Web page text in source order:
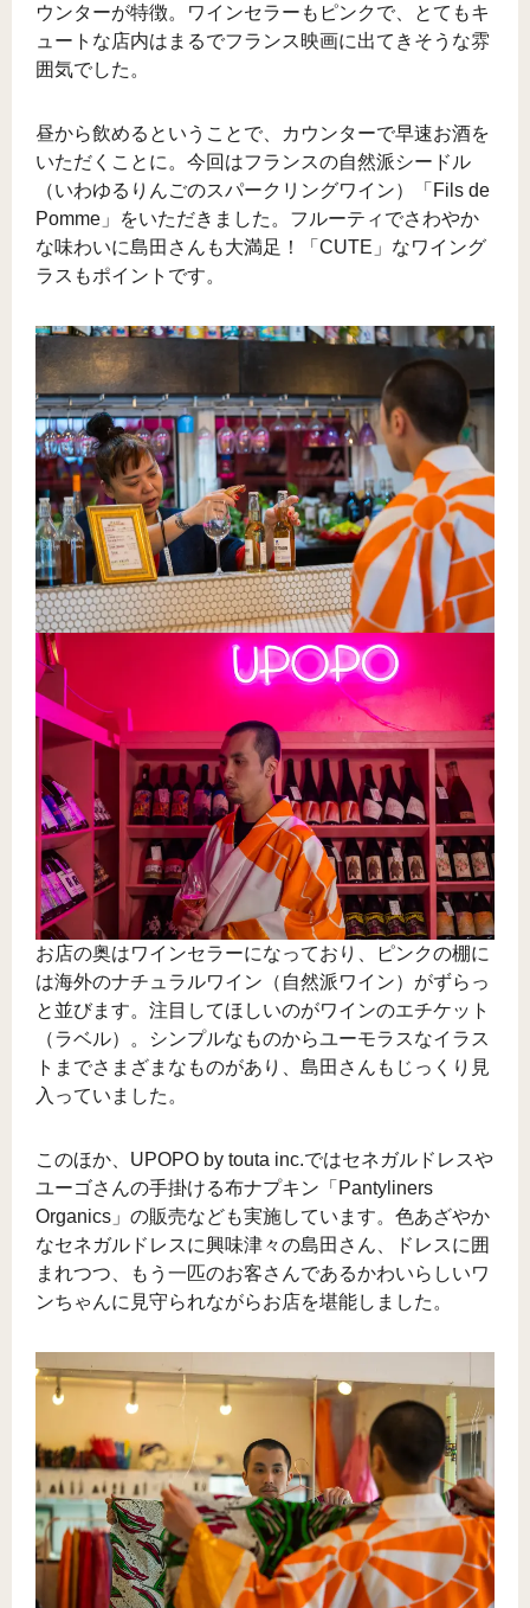
ウンターが特徴。ワインセラーもピンクで、とてもキ
ュートな店内はまるでフランス映画に出てきそうな雰
囲気でした。
昼から飲めるということで、カウンターで早速お酒を
いただくことに。今回はフランスの自然派シードル
（いわゆるりんごのスパークリングワイン）「Fils de
Pomme」をいただきました。フルーティでさわやか
な味わいに島田さんも大満足！「CUTE」なワイング
ラスもポイントです。
お店の奥はワインセラーになっており、ピンクの棚に
は海外のナチュラルワイン（自然派ワイン）がずらっ
と並びます。注目してほしいのがワインのエチケット
（ラベル）。シンプルなものからユーモラスなイラス
トまでさまざまなものがあり、島田さんもじっくり見
入っていました。
このほか、UPOPO by touta inc.ではセネガルドレスや
ユーゴさんの手掛ける布ナプキン「Pantyliners
Organics」の販売なども実施しています。色あざやか
なセネガルドレスに興味津々の島田さん、ドレスに囲
まれつつ、もう一匹のお客さんであるかわいらしいワ
ンちゃんに見守られながらお店を堪能しました。